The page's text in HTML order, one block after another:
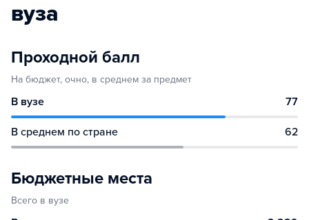
вуза
Проходной балл
На бюджет, очно, в среднем за предмет
В вузе 77
В среднем по стране 62
Бюджетные места
Всего в вузе